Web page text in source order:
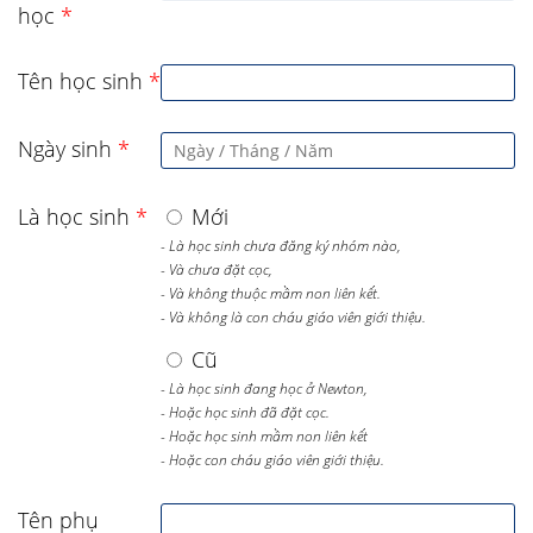
học *
Tên học sinh *
Ngày sinh *
Là học sinh * Mới
- Là học sinh chưa đăng ký nhóm nào,
- Và chưa đặt cọc,
- Và không thuộc mầm non liên kết.
- Và không là con cháu giáo viên giới thiệu.
Cũ
- Là học sinh đang học ở Newton,
- Hoặc học sinh đã đặt cọc.
- Hoặc học sinh mầm non liên kết
- Hoặc con cháu giáo viên giới thiệu.
Tên phụ